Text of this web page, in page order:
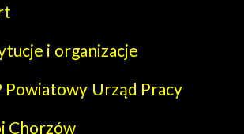
i organizacje
Powiatowy Urząd Pracy
Chorzów